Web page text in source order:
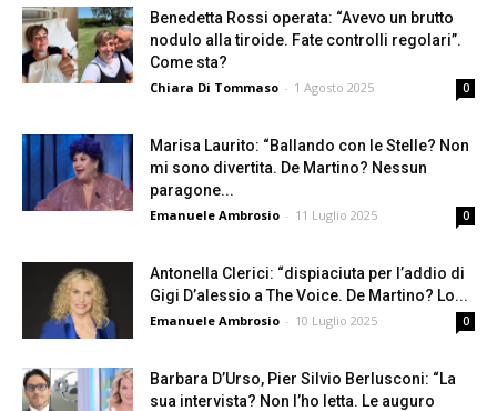
Benedetta Rossi operata: “Avevo un brutto
nodulo alla tiroide. Fate controlli regolari”.
Come sta?
Chiara Di Tommaso - 1 Agosto 2025 0
Marisa Laurito: “Ballando con le Stelle? Non
mi sono divertita. De Martino? Nessun
paragone...
Emanuele Ambrosio - 11 Luglio 2025 0
Antonella Clerici: “dispiaciuta per l’addio di
Gigi D’alessio a The Voice. De Martino? Lo...
Emanuele Ambrosio - 10 Luglio 2025 0
Barbara D’Urso, Pier Silvio Berlusconi: “La
sua intervista? Non l’ho letta. Le auguro